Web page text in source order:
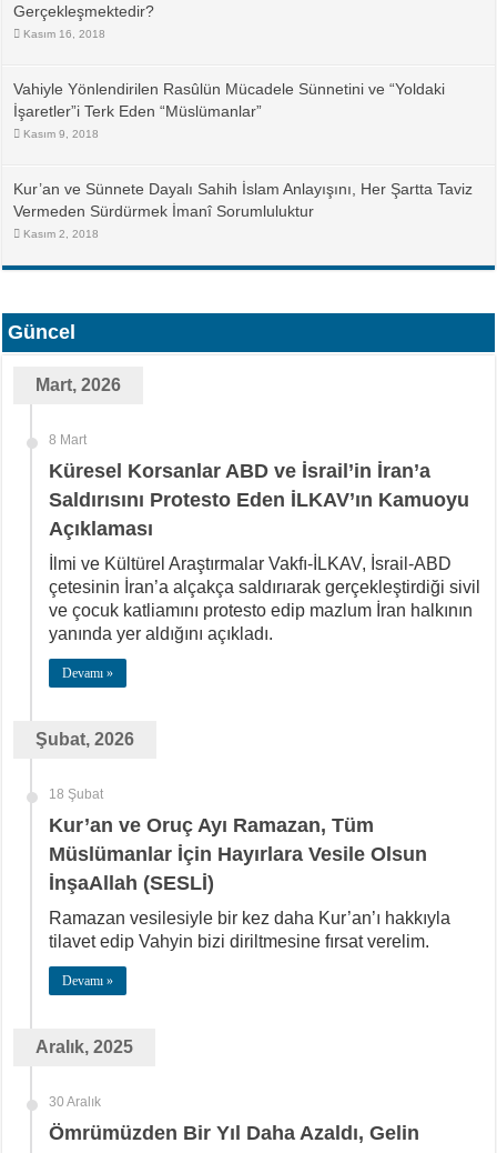
Gerçekleşmektedir?
Kasım 16, 2018
Vahiyle Yönlendirilen Rasûlün Mücadele Sünnetini ve “Yoldaki
İşaretler”i Terk Eden “Müslümanlar”
Kasım 9, 2018
Kur’an ve Sünnete Dayalı Sahih İslam Anlayışını, Her Şartta Taviz
Vermeden Sürdürmek İmanî Sorumluluktur
Kasım 2, 2018
Güncel
Mart, 2026
8 Mart
Küresel Korsanlar ABD ve İsrail’in İran’a
Saldırısını Protesto Eden İLKAV’ın Kamuoyu
Açıklaması
İlmi ve Kültürel Araştırmalar Vakfı-İLKAV, İsrail-ABD
çetesinin İran’a alçakça saldırıarak gerçekleştirdiği sivil
ve çocuk katliamını protesto edip mazlum İran halkının
yanında yer aldığını açıkladı.
Devamı »
Şubat, 2026
18 Şubat
Kur’an ve Oruç Ayı Ramazan, Tüm
Müslümanlar İçin Hayırlara Vesile Olsun
İnşaAllah (SESLİ)
Ramazan vesilesiyle bir kez daha Kur’an’ı hakkıyla
tilavet edip Vahyin bizi diriltmesine fırsat verelim.
Devamı »
Aralık, 2025
30 Aralık
Ömrümüzden Bir Yıl Daha Azaldı, Gelin